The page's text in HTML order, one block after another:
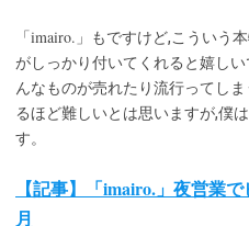
「imairo. 」もですけど,こういう
がしっかり付いてくれると嬉し
んなものが売れたり流行ってし
るほど難しいとは思いますが,僕
す。
【記事】「imairo.」夜営業
月